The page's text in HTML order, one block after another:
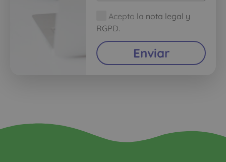
Acepto la nota legal y
RGPD.
Enviar